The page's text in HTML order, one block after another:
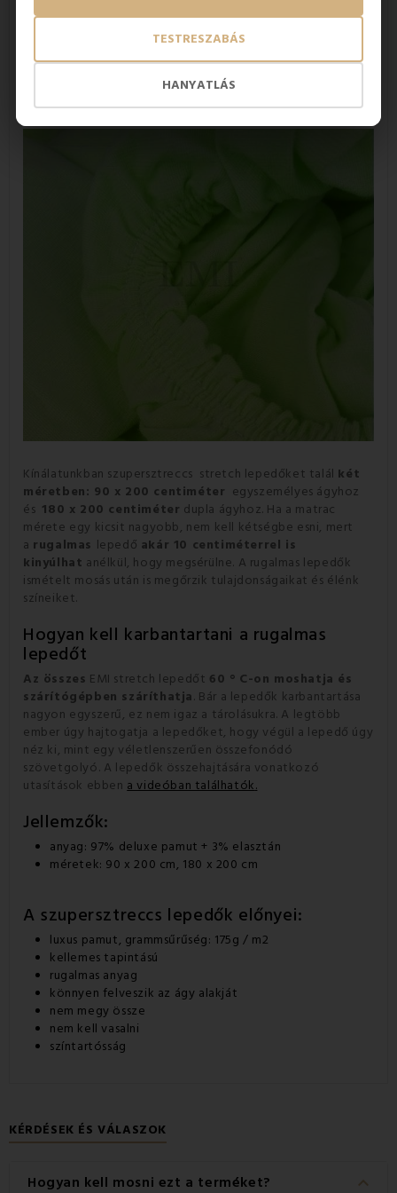
HANYATLÁS
TESTRESZABÁS
a - gondoskodik a rugalmas tulajdonságokról,
rugalmasságot, alakformáltságot
biztosít a lepedőnek.Ebből következik, hogy a
szupersztreccs lepedőmosás után nem szükséges
Ébredés után sem kell állandóan kisimítani, mert a
Kínálatunkban szupersztreccs stretch lepedőket talál két
méretben: 90 x 200 centiméter egyszemélyes ágyhoz
és 180 x 200 centiméter dupla ágyhoz. Ha a matrac
mérete egy kicsit nagyobb, nem kell kétségbe esni, mert
a rugalmas lepedő akár 10 centiméterrel is
kinyúlhat anélkül, hogy megsérülne. A rugalmas lepedők
ismételt mosás után is megőrzik tulajdonságaikat és élénk
színeiket.
Hogyan kell karbantartani a rugalmas
lepedőt
Az összes EMI stretch lepedőt 60 ° C-on moshatja és
szárítógépben száríthatja. Bár a lepedők karbantartása
nagyon egyszerű, ez nem igaz a tárolásukra. A legtöbb
ember úgy hajtogatja a lepedőket, hogy végül a lepedő úgy
néz ki, mint egy véletlenszerűen összefonódó
szövetgolyó. A lepedők összehajtására vonatkozó
utasítások ebbena videóban találhatók.
Jellemzők:
anyag: 97% deluxe pamut + 3% elasztán
méretek: 90 x 200 cm, 180 x 200 cm
A szupersztreccs lepedők előnyei:
luxus pamut, grammsűrűség: 175g / m2
kellemes tapintású
rugalmas anyag
könnyen felveszik az ágy alakját
nem megy össze
nem kell vasalni
színtartósság
KÉRDÉSEK ÉS VÁLASZOK
Hogyan kell mosni ezt a terméket? keyboard_arrow_down